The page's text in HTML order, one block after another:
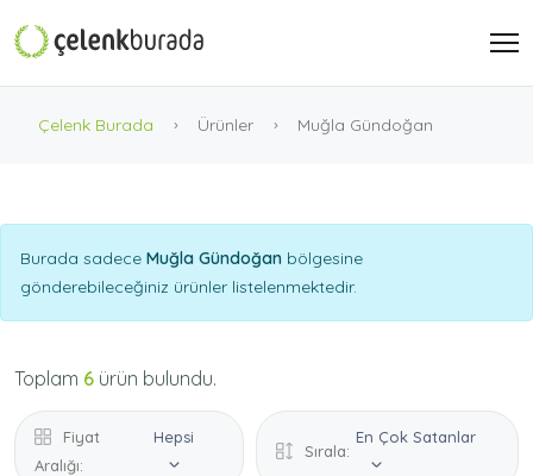
Çelenk Burada Ürünler Muğla Gündoğan
Burada sadece Muğla Gündoğan bölgesine
gönderebileceğiniz ürünler listelenmektedir.
Toplam 6 ürün bulundu.
Fiyat
Aralığı:
Hepsi
Sırala:
En Çok Satanlar